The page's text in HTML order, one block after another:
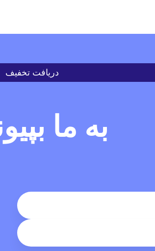
دریافت تخفیف
به ما